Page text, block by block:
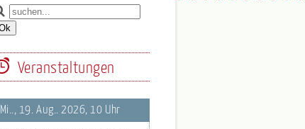
Veranstaltungen
Mi.., 19. Aug.. 2026, 10 Uhr